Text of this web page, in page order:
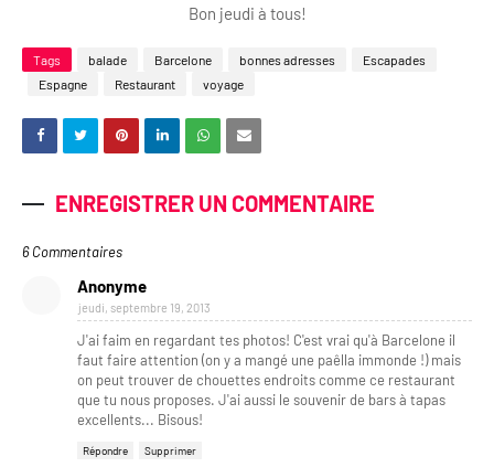
Bon jeudi à tous!
Tags balade Barcelone bonnes adresses
Escapades
Espagne
Restaurant voyage
ENREGISTRER UN COMMENTAIRE
6 Commentaires
Anonyme
jeudi, septembre 19, 2013
J'ai faim en regardant tes photos! C'est vrai qu'à Barcelone il
faut faire attention (on y a mangé une paêlla immonde !) mais
on peut trouver de chouettes endroits comme ce restaurant
que tu nous proposes. J'ai aussi le souvenir de bars à tapas
excellents... Bisous!
Répondre Supprimer